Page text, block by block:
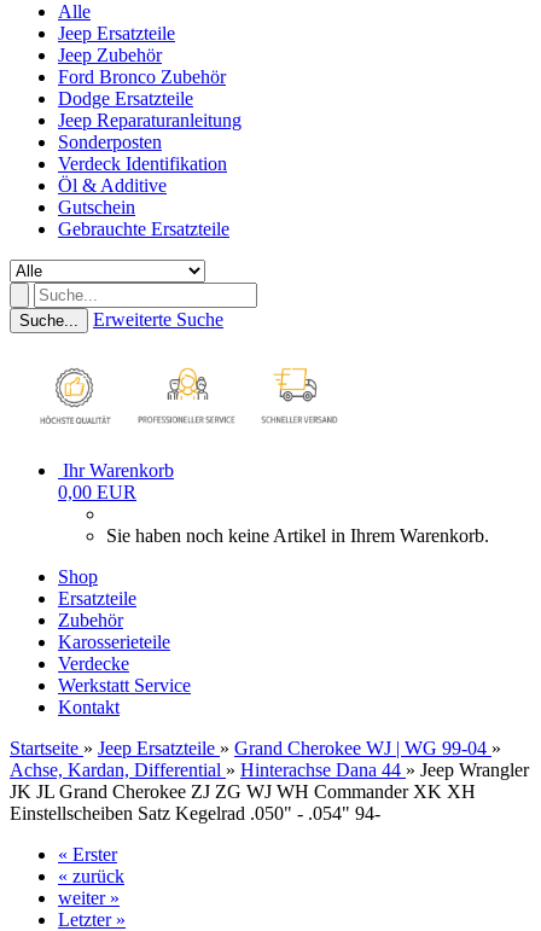
Alle
Jeep Ersatzteile
Jeep Zubehör
Ford Bronco Zubehör
Dodge Ersatzteile
Jeep Reparaturanleitung
Sonderposten
Verdeck Identifikation
Öl & Additive
Gutschein
Gebrauchte Ersatzteile
Suche... Erweiterte Suche
Ihr Warenkorb
0,00 EUR
Sie haben noch keine Artikel in Ihrem Warenkorb.
Shop
Ersatzteile
Zubehör
Karosserieteile
Verdecke
Werkstatt Service
Kontakt
Startseite » Jeep Ersatzteile » Grand Cherokee WJ | WG 99-04 »
Achse, Kardan, Differential » Hinterachse Dana 44 » Jeep Wrangler
JK JL Grand Cherokee ZJ ZG WJ WH Commander XK XH
Einstellscheiben Satz Kegelrad .050" - .054" 94-
« Erster
« zurück
weiter »
Letzter »